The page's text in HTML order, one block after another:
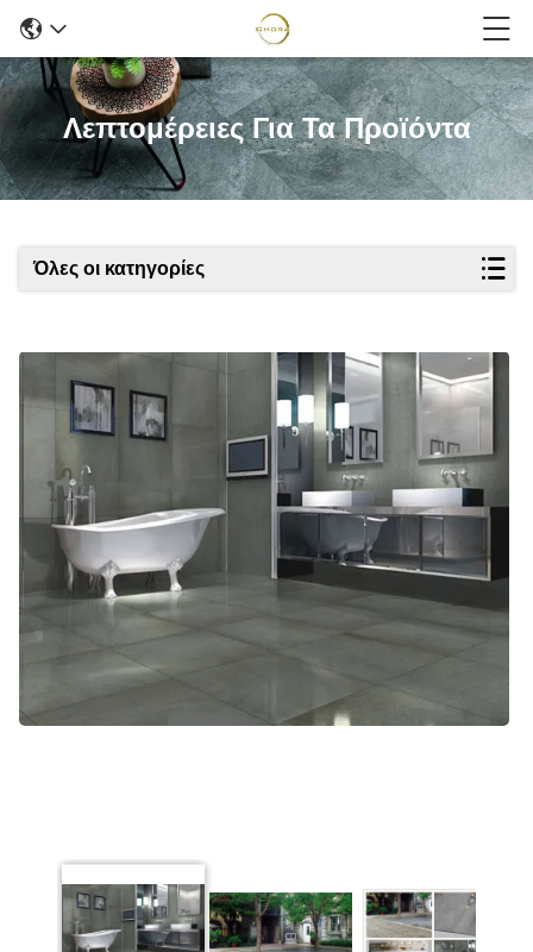
Λεπτομέρειες Για Τα Προϊόντα
Όλες οι κατηγορίες